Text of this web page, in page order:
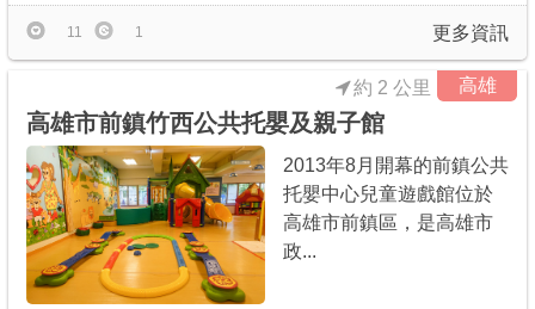
更多資訊
11 1
高雄
高雄市前鎮竹西公共托嬰及親子館
約 2 公里
2013年8月開幕的前鎮公共
托嬰中心兒童遊戲館位於
高雄市前鎮區，是高雄市
政...